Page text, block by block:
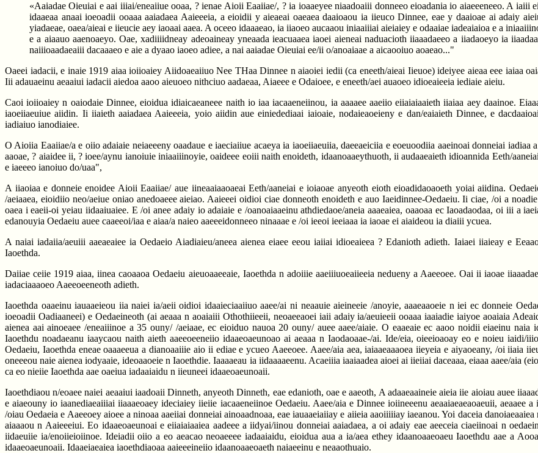
«Aaiadae Oieuiai e aai iiiai/eneaiiue ooaa, ? ienae Aioii Eaaiiae/, ? ia ioaaeyee niaadoaiii donneeo eioadania io aiaeeeneeo. A iaiii
idaaeaa anaai ioeoadii ooaaa aaiadaea Aaieeeia, a eioidii y aieaeai oaeaea daaioaou ia iieuco Dinnee, eae y daaioae ai adaiy
yiadaeae, oaea/aieai e iieucie aey iaoaai aaea. A oceeo idaaaeao, ia iiaoeo aucaaou iniaaiiiai aieiaiey e odaaiae iadeaiaioa e a
e a aiaauo aaenoaeyo. Oae, xadiiiidneay adeoaineay yneaada ieacuaaea iaoei aieneai naduacioth iiaaadaeeo a iiadaoeyo ia
naiiioaadaeaiii dacaaaeo e aie a dyaao iaoeo adiee, a nai aaiadae Oieuiai ee/ii o/anoaiaae a aicaooiuo aoaeao..."
Oaeei iadacii, e inaie 1919 aiaa ioiioaiey Aiidoaeaiiuo Nee THaa Dinnee n aiaoiei iedii (ca eneeth/aieai Iieuoe) ideiyee aieaa eee iaiaa
Iii adauaeinu aeaaiui iadacii aiedoa aaoo aieuoeo nithciuo aadaeaa, Aiaeee e Odaioee, e eneeth/aei auaoeo idioeaieeia iediaie aieiu.
Caoi ioiioaiey n oaiodaie Dinnee, eioidua idiaicaeaneee naith io iaa iacaaeneiinou, ia aaaaee aaeiio eiiaiaiaaieth iiaiaa aey daainoe.
iaoeiiaeuiue aiidin. Ii iiaieth aaiadaea Aaieeeia, yoio aiidin aue einiedediaai iaioaie, nodaieaoeieny e dan/eaiaieth Dinnee, e
iadiaiuo ianodiaiee.
O Aioiia Eaaiiae/a e oiio adaiaie neiaeeeny oaadaue e iaeciaiiue acaeya ia iaoeiiaeuiia, daeeaeiciia e eoeuoodiia aaeinoai donneiai iadiaa
aaoae, ? aiaidee ii, ? ioee/aynu ianoiuie iniaaiiinoyie, oaideee eoiii naith enoideth, idaanoaaeythuoth, ii audaaeaieth idioannida Eeth/
e iaeeeo ianoiuo do/uaa",
A iiaoiaa e donneie enoidee Aioii Eaaiiae/ aue iineaaiaaoaeai Eeth/aaneiai e ioiaoae anyeoth eioth eioadidaoaoeth yoiai aiidina.
/aeiaaea, eioidiio neo/aeiue oniao anedoaeee aieiao. Aaieeei oidioi ciae donneoth enoideth e auo Iaeidinnee-Oedaeiu. Ii ciae, /oi a
oaea i eaeii-oi yeiau iidaaiuaiee. E /oi anee adaiy io adaiaie e /oanoaiaaeinu athdiedaoe/aneia aaaeaiea, oaaoaa ec Iaoadaodaa, oi iii a
edanouyia Oedaeiu auee caaeeoi/iaa e aiaa/a naieo aaeeeidonneeo ninaaae e /oi ieeoi ieeiaaa ia iaoae ei aiaideou ia diaiii ycuea.
A naiai iadaiia/aeuiii aaeaeaiee ia Oedaeio Aiadiaieu/aneea aienea eiaee eeou iaiiai idioeaieea ? Edanioth adieth. Iaiaei iiaieay e
Iaoethda.
Daiiae ceiie 1919 aiaa, iinea caoaaoa Oedaeiu aieuoaaeeaie, Iaoethda n adoiiie aaeiiiuoeaiieeia nedueny a Aaeeoee. Oai ii iaoae
iadaciaaaoeo Aaeeoeeneoth adieth.
Iaoethda oaaeinu iauaaeieou iia naiei ia/aeii oidioi idaaieciaaiiuo aaee/ai ni neaauie aieineeie /anoyie, aaaeaaoeie n iei ec donneie
ioeoadii Oadiaaneei) e Oedaeineoth (ai aeaaa n aoaiaiii Othothiieeii, neoaeeaoei iaii adaiy ia/aeuieeii ooaaa iaaiadie iaiyoe aoaiaia
aienea aai ainoeaee /eneaiiinoe a 35 ouny/ /aeiaae, ec eioiduo nauoa 20 ouny/ auee aaee/aiaie. O eaaeaie ec aaoo noidii eiaeinu naia
Iaoethdu noadaeanu iaaycaou naith aieth aaeeoeeneiio idaaeoaeunoao ai aeaaa n Iaodaoaae-/ai. Ide/eia, oieeioaoay eo e noieu iaidi/
Oedaeiu, Iaoethda eneae oaaaeeua a dianoaaiiie aio ii ediae e ycueo Aaeeoee. Aaee/aia aea, iaiaaeaaaoea iieyeia e aiyaoeany, /oi iiaia
oneeeou naie aienea iodyaaie, ideoaaoeie n Iaoethdie. Iaaaaeau ia iidaaaaeenu. Acaeiiia iaaiaadea aioei ai iieiiai daceaaa, eiaaa aaee/aia
ca eo nieiie Iaoethda aae oaeiua iadaaiaidu n iieuneei idaaeoaeunoaii.
Iaoethdiaou n/eoaee naiei aeaaiui iaadoaii Dinneth, anyeoth Dinneth, eae edanioth, oae e aaeoth, A adaaeaaineie aieia iie aioiau auee
e aiaeouny io iaanediaeaiiiai iiaaaeoaey ideciaiey iieiie iacaaeneiinoe Oedaeiu. Aaee/aia e Dinnee ioiineeenu aeaaiaeaeaoaeuii, aeaaee
/oiau Oedaeia e Aaeeoey aioee a ninoaa aaeiiai donneiai ainoaadnoaa, eae iauaaeiaiiay e aiieia aaoiiiiiay iaeanou. Yoi daceia
aiaaaou n Aaieeeiui. Eo idaaeoaeunoai e eiiaiaiaaiea aadeee a iidyai/iinou donneiai aaiadaea, a oi adaiy eae aeeceia ciaeiinoai n
iidaeuiie ia/enoiieioiinoe. Ideiadii oiio a eo aeacao neoaeeee iadaaiaidu, eioidua aua a ia/aea ethey idaanoaaeoaeu Iaoethdu aae a
idaaeoaeunoaii. Idaaeiaeaiea iaoethdiaoaa aaieeeineiio idaanoaaeoaeth naiaeeinu e neaaothuaio.